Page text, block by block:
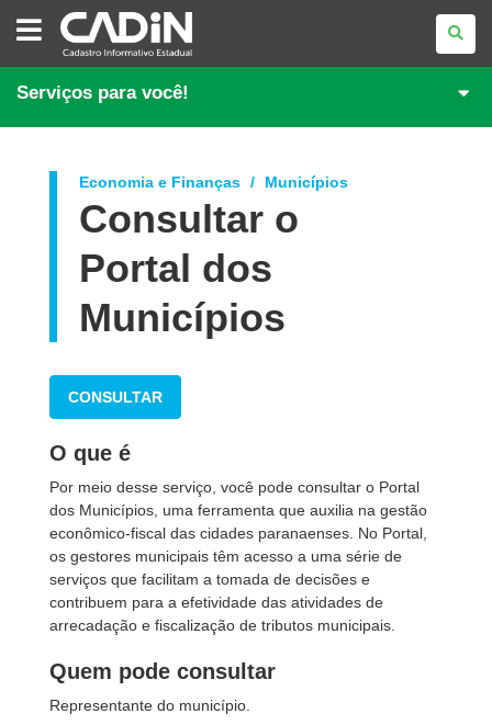
CADASTRO
INFORMATIVO
ESTADUAL
Serviços para você!
Economia e Finanças Municípios
Consultar o
Portal dos
Municípios
CONSULTAR
O que é
Por meio desse serviço, você pode consultar o Portal
dos Municípios, uma ferramenta que auxilia na gestão
econômico-fiscal das cidades paranaenses. No Portal,
os gestores municipais têm acesso a uma série de
serviços que facilitam a tomada de decisões e
contribuem para a efetividade das atividades de
arrecadação e fiscalização de tributos municipais.
Quem pode consultar
Representante do município.